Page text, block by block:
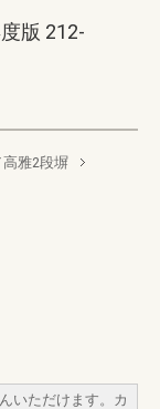
版 212-
雅2段塀
いただけます。カ